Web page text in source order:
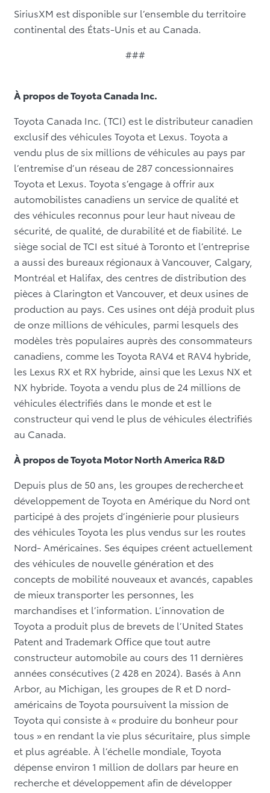
SiriusXM est disponible sur l’ensemble du territoire
continental des États-Unis et au Canada.
###
À propos de Toyota Canada Inc.
Toyota Canada Inc. (TCI) est le distributeur canadien
exclusif des véhicules Toyota et Lexus. Toyota a
vendu plus de six millions de véhicules au pays par
l’entremise d’un réseau de 287 concessionnaires
Toyota et Lexus. Toyota s’engage à offrir aux
automobilistes canadiens un service de qualité et
des véhicules reconnus pour leur haut niveau de
sécurité, de qualité, de durabilité et de fiabilité. Le
siège social de TCI est situé à Toronto et l’entreprise
a aussi des bureaux régionaux à Vancouver, Calgary,
Montréal et Halifax, des centres de distribution des
pièces à Clarington et Vancouver, et deux usines de
production au pays. Ces usines ont déjà produit plus
de onze millions de véhicules, parmi lesquels des
modèles très populaires auprès des consommateurs
canadiens, comme les Toyota RAV4 et RAV4 hybride,
les Lexus RX et RX hybride, ainsi que les Lexus NX et
NX hybride. Toyota a vendu plus de 24 millions de
véhicules électrifiés dans le monde et est le
constructeur qui vend le plus de véhicules électrifiés
au Canada.
À propos de Toyota Motor North America R&D
Depuis plus de 50 ans, les groupes de recherche et
développement de Toyota en Amérique du Nord ont
participé à des projets d’ingénierie pour plusieurs
des véhicules Toyota les plus vendus sur les routes
Nord- Américaines. Ses équipes créent actuellement
des véhicules de nouvelle génération et des
concepts de mobilité nouveaux et avancés, capables
de mieux transporter les personnes, les
marchandises et l’information. L’innovation de
Toyota a produit plus de brevets de l’United States
Patent and Trademark Office que tout autre
constructeur automobile au cours des 11 dernières
années consécutives (2 428 en 2024). Basés à Ann
Arbor, au Michigan, les groupes de R et D nord-
américains de Toyota poursuivent la mission de
Toyota qui consiste à « produire du bonheur pour
tous » en rendant la vie plus sécuritaire, plus simple
et plus agréable. À l’échelle mondiale, Toyota
dépense environ 1 million de dollars par heure en
recherche et développement afin de développer